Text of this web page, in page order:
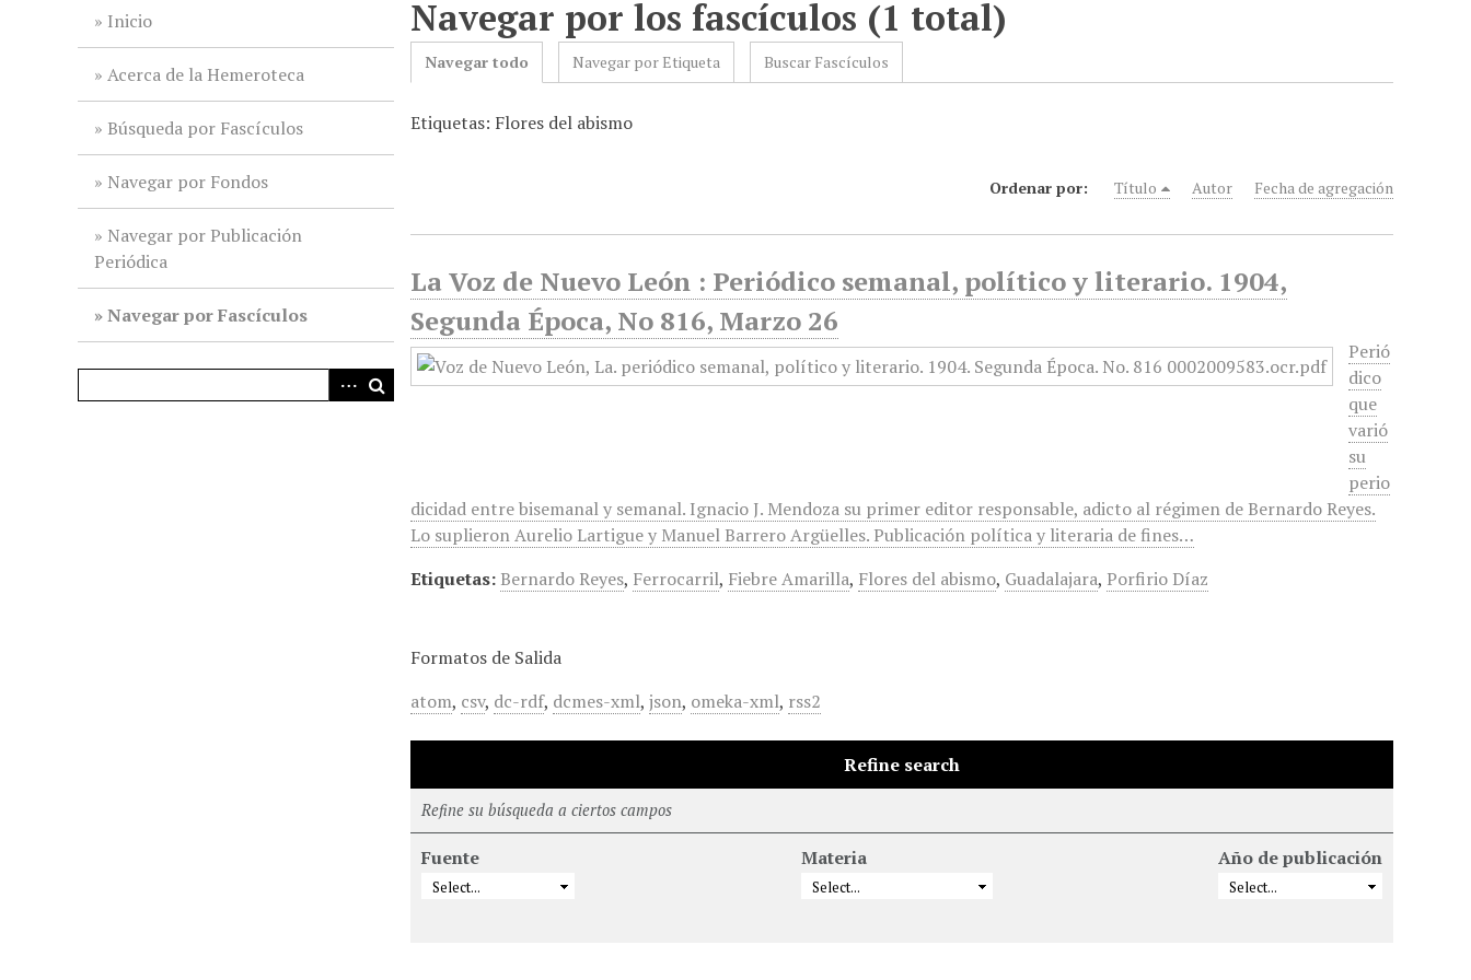
Inicio
Acerca de la Hemeroteca
Búsqueda por Fascículos
Navegar por Fondos
Navegar por Publicación
Periódica
Navegar por Fascículos
Navegar por los fascículos (1 total)
Navegar todo Navegar por Etiqueta Buscar Fascículos
Etiquetas: Flores del abismo
Ordenar por: Título Autor Fecha de agregación
La Voz de Nuevo León : Periódico semanal, político y literario. 1904,
Segunda Época, No 816, Marzo 26
Perió
dico
que
varió
su
perio
dicidad entre bisemanal y semanal. Ignacio J. Mendoza su primer editor responsable, adicto al régimen de Bernardo Reyes.
Lo suplieron Aurelio Lartigue y Manuel Barrero Argüelles. Publicación política y literaria de fines…
Etiquetas: Bernardo Reyes, Ferrocarril, Fiebre Amarilla, Flores del abismo, Guadalajara, Porfirio Díaz
Formatos de Salida
atom, csv, dc-rdf, dcmes-xml,json, omeka-xml, rss2
Refine search
Refine su búsqueda a ciertos campos
Fuente Materia Año de publicación